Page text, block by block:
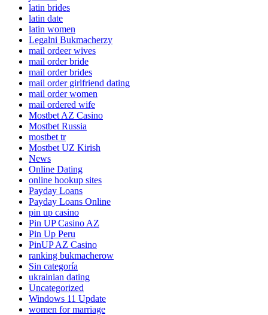
latin brides
latin date
latin women
Legalni Bukmacherzy
mail ordeer wives
mail order bride
mail order brides
mail order girlfriend dating
mail order women
mail ordered wife
Mostbet AZ Casino
Mostbet Russia
mostbet tr
Mostbet UZ Kirish
News
Online Dating
online hookup sites
Payday Loans
Payday Loans Online
pin up casino
Pin UP Casino AZ
Pin Up Peru
PinUP AZ Casino
ranking bukmacherow
Sin categoría
ukrainian dating
Uncategorized
Windows 11 Update
women for marriage